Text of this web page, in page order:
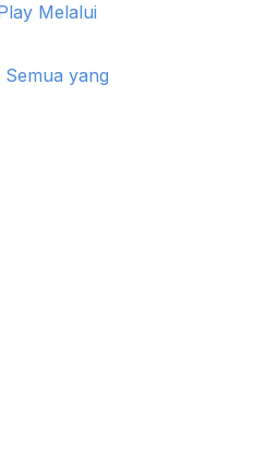
Melalui
Semua yang